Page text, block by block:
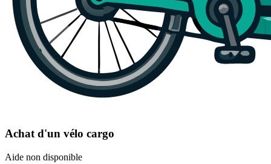
Achat d'un vélo cargo
Aide non disponible